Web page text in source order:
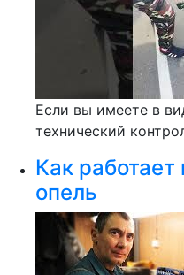
Если вы имеете в
технический
Как
опель